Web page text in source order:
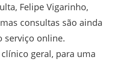
Felipe Vigarinho,
consultas são ainda
serviço online.
geral, para uma